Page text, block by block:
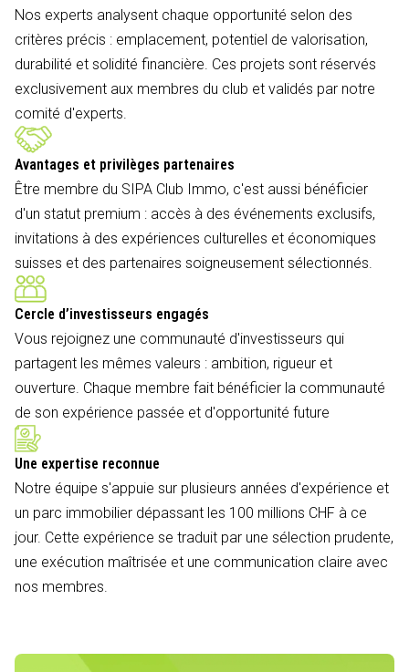
Nos experts analysent chaque opportunité selon des
critères précis : emplacement, potentiel de valorisation,
durabilité et solidité financière. Ces projets sont réservés
exclusivement aux membres du club et validés par notre
comité d'experts.
Avantages et privilèges partenaires
Être membre du SIPA Club Immo, c'est aussi bénéficier
d'un statut premium : accès à des événements exclusifs,
invitations à des expériences culturelles et économiques
suisses et des partenaires soigneusement sélectionnés.
Cercle d’investisseurs engagés
Vous rejoignez une communauté d'investisseurs qui
partagent les mêmes valeurs : ambition, rigueur et
ouverture. Chaque membre fait bénéficier la communauté
de son expérience passée et d'opportunité future
Une expertise reconnue
Notre équipe s'appuie sur plusieurs années d'expérience et
un parc immobilier dépassant les 100 millions CHF à ce
jour. Cette expérience se traduit par une sélection prudente,
une exécution maîtrisée et une communication claire avec
nos membres.